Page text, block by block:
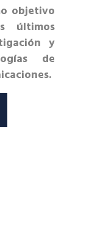
objetivo
últimos
y
de